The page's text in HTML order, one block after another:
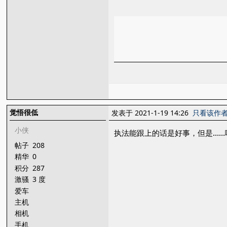
觉悟很低
小侠
帖子 208
精华 0
积分 287
激骚 3 度
爱车
主机
相机
手机
发表于 2021-1-19 14:26 只看该作
执法能跟上的话是好事，但是……